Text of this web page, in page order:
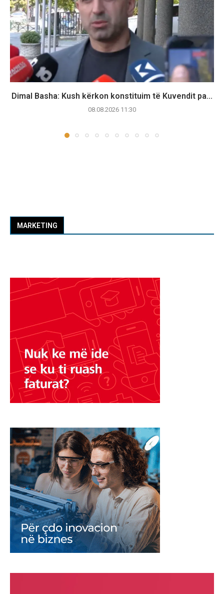
Dimal Basha: Kush kërkon konstituim të Kuvendit pa...
08.08.2026 11:30
MARKETING